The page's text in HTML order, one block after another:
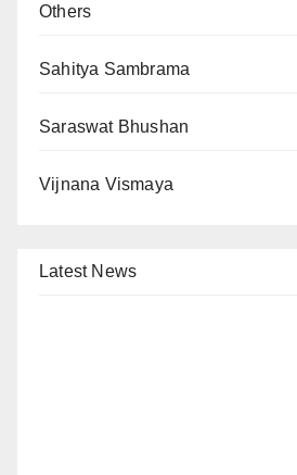
Others
Sahitya Sambrama
Saraswat Bhushan
Vijnana Vismaya
Latest News